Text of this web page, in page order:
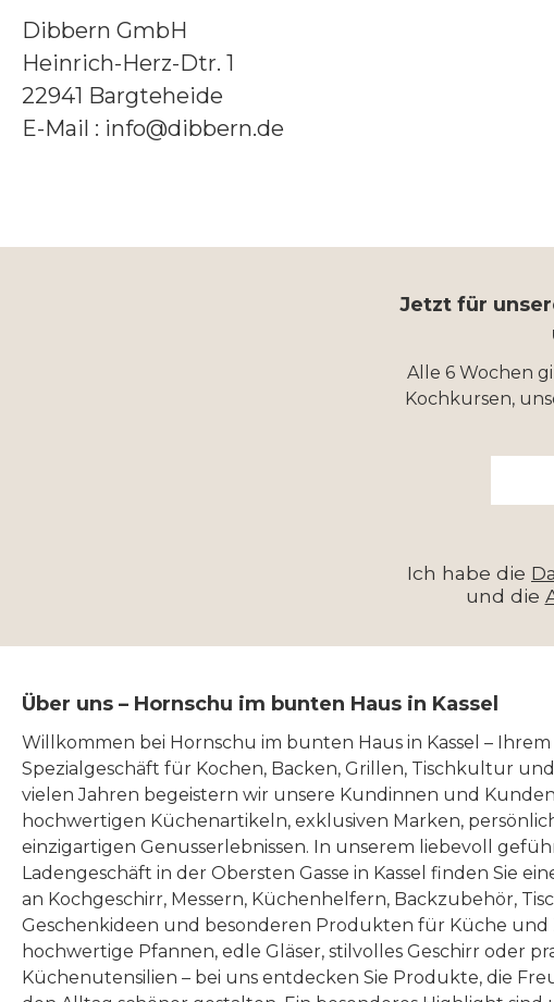
Dibbern GmbH
Heinrich-Herz-Dtr. 1
22941 Bargteheide
E-Mail : info@dibbern.de
Jetzt für
Alle 6 Wochen
Kochkursen,
Ich habe die
und die
Über uns – Hornschu im bunten Haus in Kassel
Willkommen bei Hornschu im bunten Haus in Kassel –
Spezialgeschäft für Kochen, Backen, Grillen, Tischkultur
vielen Jahren begeistern wir unsere Kundinnen und
hochwertigen Küchenartikeln, exklusiven Marken,
einzigartigen Genusserlebnissen. In unserem liebevoll
Ladengeschäft in der Obersten Gasse in Kassel finden Sie
an Kochgeschirr, Messern, Küchenhelfern, Backzubehör,
Geschenkideen und besonderen Produkten für Küche und
hochwertige Pfannen, edle Gläser, stilvolles Geschirr oder
Küchenutensilien – bei uns entdecken Sie Produkte, die